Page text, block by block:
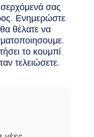
σας
Ενημερώστε
θέλατε να
το κουμπί
τελειώσετε.